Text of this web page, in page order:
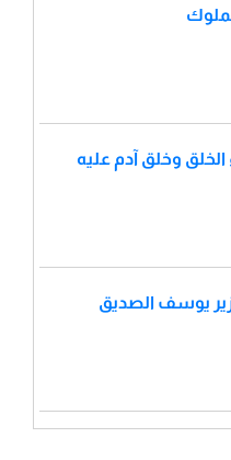
وخلق آدم عليه
يوسف الصديق